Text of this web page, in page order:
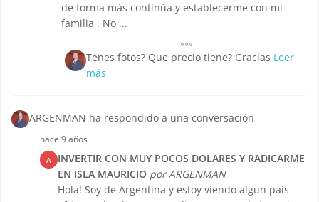
de forma más continúa y establecerme con mi
familia . No ...
Tenes fotos? Que precio tiene? Gracias Leer
más
ARGENMAN ha respondido a una conversación
hace 9 años
A
INVERTIR CON MUY POCOS DOLARES Y RADICARME
EN ISLA MAURICIO por ARGENMAN
Hola! Soy de Argentina y estoy viendo algun pais